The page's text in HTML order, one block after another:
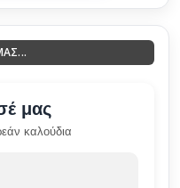
μας
καλούδια